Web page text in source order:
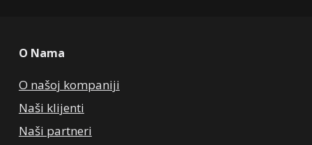
O Nama
O našoj kompaniji
Naši klijenti
Naši partneri